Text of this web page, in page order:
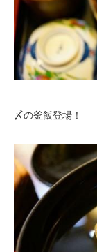
〆の釜飯登場！